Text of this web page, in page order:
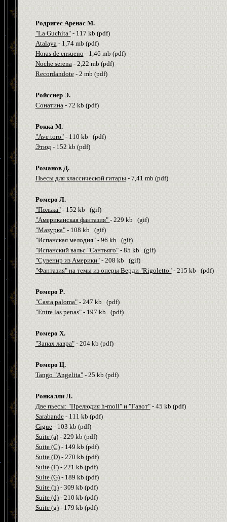
Родригес Аренас М.
"La Guchita"- 117 kb (pdf)
Atalaya- 1,74 mb (pdf)
Horas de ensueno - 1,46 mb (pdf)
Noche serena- 2,22 mb (pdf)
Recordandote- 2 mb (pdf)
Ройсснер Э.
Сонатина- 72 kb (pdf)
Рокка М.
"Ave toro" - 110 kb (pdf)
Этюд - 152 kb (pdf)
Романов Д.
Пьесы для классической гитары- 7,41 mb (pdf)
Ромеро Л.
"Полька"- 152 kb (gif)
"Американская фантазия" - 229 kb (gif)
"Мазурка"- 108 kb (gif)
"Испанская мелодия"- 96 kb (gif)
"Испанский вальс "Сантьяго"- 85 kb (gif)
"Сувенир из Америки"- 208 kb (gif)
"Фантазия" на темы из оперы Верди "Rigoletto"- 215 kb (pdf)
Ромеро Р.
"Casta paloma" - 247 kb (pdf)
"Entre las penas" - 197 kb (pdf)
Ромеро Х.
"Запах лавра"- 204 kb (pdf)
Ромеро Ц.
Tango "Angelita"- 25 kb (pdf)
Ронкалли Л.
Две пьесы: "Прелюдия h-moll" и "Гавот"- 45 kb (pdf)
Sarabande- 111 kb (pdf)
Gigue- 103 kb (pdf)
Suite (a)- 229 kb (pdf)
Suite (C)- 149 kb (pdf)
Suite (D)- 270 kb (pdf)
Suite (F)- 221 kb (pdf)
Suite (G)- 189 kb (pdf)
Suite (h)- 309 kb (pdf)
Suite (d)- 210 kb (pdf)
Suite (g)- 179 kb (pdf)